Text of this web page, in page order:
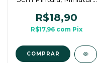
Mesa
R$18,90
R$17,96 com Pix
COMPRAR